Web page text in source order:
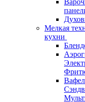
Мелкая
кухни